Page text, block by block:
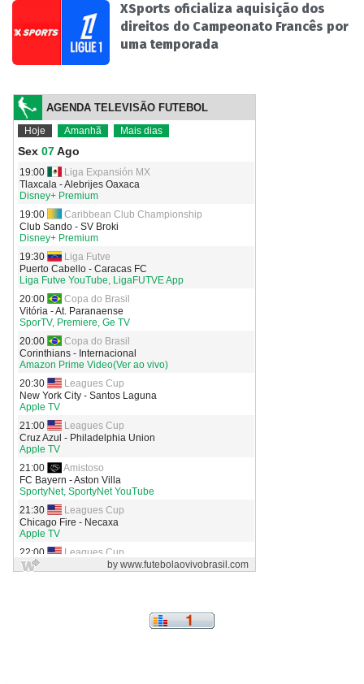
XSports oficializa aquisição dos
direitos do Campeonato Francês por
uma temporada